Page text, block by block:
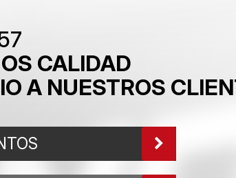
CALIDAD
A NUESTROS